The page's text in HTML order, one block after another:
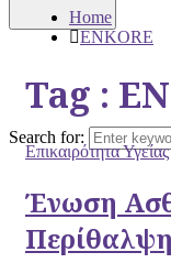
Search for:
Home
ENKORE
Tag :
Επικαιρότητα Υγείας
Ένωση